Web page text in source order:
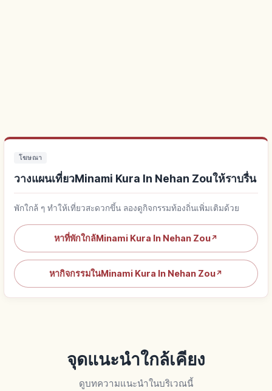
โฆษณา
วางแผนเที่ยวMinami Kura In Nehan Zouให้ราบรื่น
พักใกล้ ๆ ทำให้เที่ยวสะดวกขึ้น ลองดูกิจกรรมท้องถิ่นเพิ่มเติมด้วย
หาที่พักใกล้Minami Kura In Nehan Zou↗
หากิจกรรมในMinami Kura In Nehan Zou↗
จุดแนะนำใกล้เคียง
ดูบทความแนะนำในบริเวณนี้